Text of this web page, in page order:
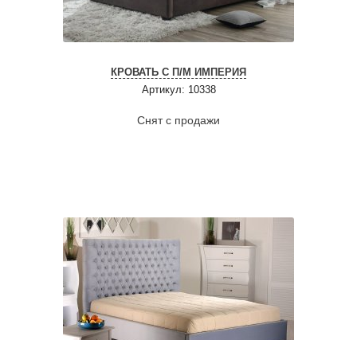
КРОВАТЬ С П/М ИМПЕРИЯ
Артикул: 10338
Снят с продажи